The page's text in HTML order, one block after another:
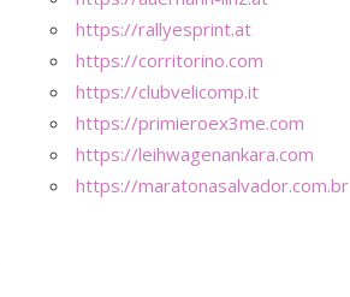
https://rallyesprint.at
https://corritorino.com
https://clubvelicomp.it
https://primieroex3me.com
https://leihwagenankara.com
https://maratonasalvador.com.br